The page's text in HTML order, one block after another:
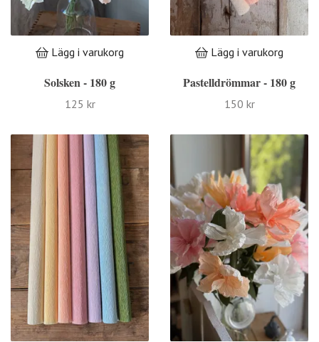
Lägg i varukorg
Solsken - 180 g
125 kr
Lägg i varukorg
Pastelldrömmar - 180 g
150 kr